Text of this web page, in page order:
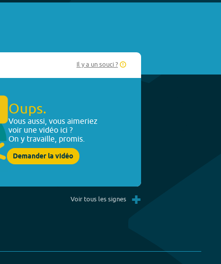
Il y a un souci ?
Oups.
Vous aussi, vous aimeriez
voir une vidéo ici ?
On y travaille, promis.
Demander la vidéo
Voir tous les signes +